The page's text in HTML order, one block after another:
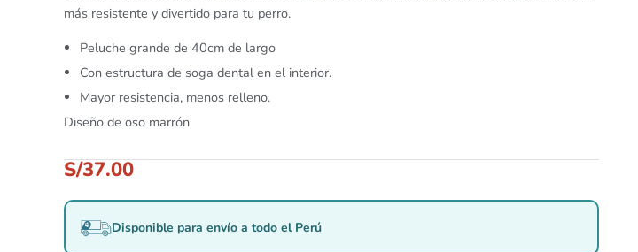
más resistente y divertido para tu perro.
Peluche grande de 40cm de largo
Con estructura de soga dental en el interior.
Mayor resistencia, menos relleno.
Diseño de oso marrón
S/37.00
Disponible para envío a todo el Perú